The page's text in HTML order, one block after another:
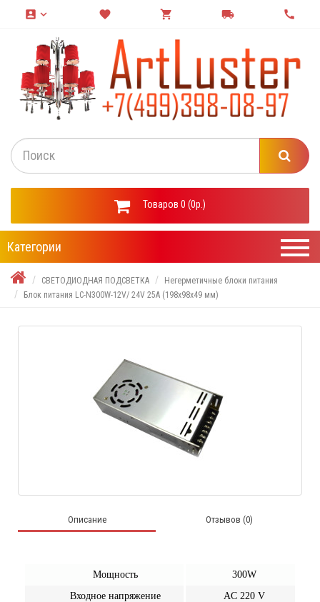
account_box keyboard_arrow_down favorite shopping_cart local_shipping call
Товаров 0 (0р.)
Категории
СВЕТОДИОДНАЯ ПОДСВЕТКА
Негерметичные блоки питания
Блок питания LC-N300W-12V/ 24V 25А (198х98х49 мм)
Описание Отзывов (0)
Мощность 300W
Входное напряжение
AC 220 V